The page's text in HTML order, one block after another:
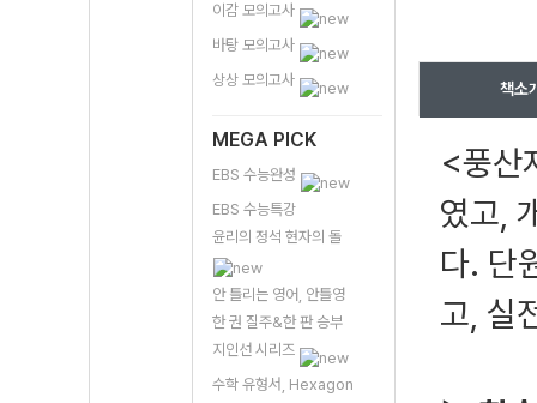
이감 모의고사
바탕 모의고사
상상 모의고사
MEGA PICK
EBS 수능완성
EBS 수능특강
윤리의 정석 현자의 돌
안 틀리는 영어, 안틀영
한 권 질주&한 판 승부
지인선 시리즈
수학 유형서, Hexagon
책소
<풍산
였고,
다. 단
고, 실